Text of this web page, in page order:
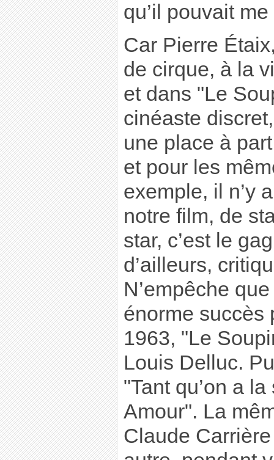
qu’il pouvait
Car Pierre
de cirque, à la
et dans "Le
cinéaste
une place à
et pour les
exemple, il n’y
notre film, de
star, c’est le
d’ailleurs,
N’empêche
énorme succès
1963, "Le
Louis Delluc.
"Tant qu’on a
Amour". La
Claude